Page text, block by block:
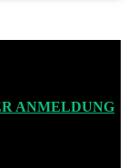
ANMELDUNG